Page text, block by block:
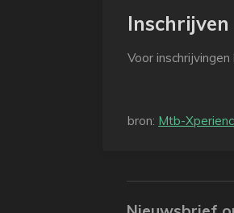
Inschrijven
Voor
bron: Mtb-